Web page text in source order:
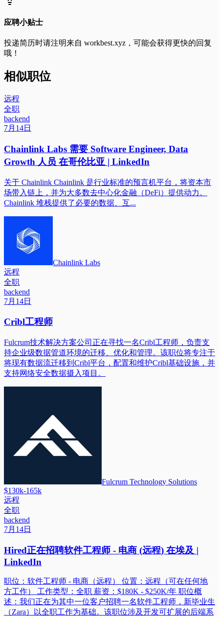
应聘小贴士
投递简历时请注明来自 workbest.xyz ，可能会获得更快的回复
哦！
相似职位
远程
全职
backend
7月14日
Chainlink Labs 需要 Software Engineer, Data
Growth 人员 在哥伦比亚 | LinkedIn
关于 Chainlink Chainlink 是行业标准的预言机平台，将资本市
场带入链上，并为大多数去中心化金融（DeFi）提供动力。
Chainlink 堆栈提供了必要的数据、互...
Chainlink Labs
远程
全职
backend
7月14日
Cribl工程师
Fulcrum技术解决方案公司正在寻找一名Cribl工程师，负责支
持企业级数据管道环境的迁移、优化和管理。该职位将专注于
将现有数据流迁移到Cribl平台，配置和维护Cribl基础设施，并
支持网络安全数据摄入项目。
Fulcrum Technology Solutions
$130k-165k
远程
全职
backend
7月14日
Hired正在招聘软件工程师 - 电商 (远程) 在埃及 |
LinkedIn
职位：软件工程师 - 电商（远程） 位置：远程（可在任何地
方工作） 工作类型：全职 薪资：$180K - $250K/年 职位概
述：我们正在为其中一位客户招聘一名软件工程师，新毕业生
（Zara）以全职工作为基础。该职位涉及开发可扩展的后端系